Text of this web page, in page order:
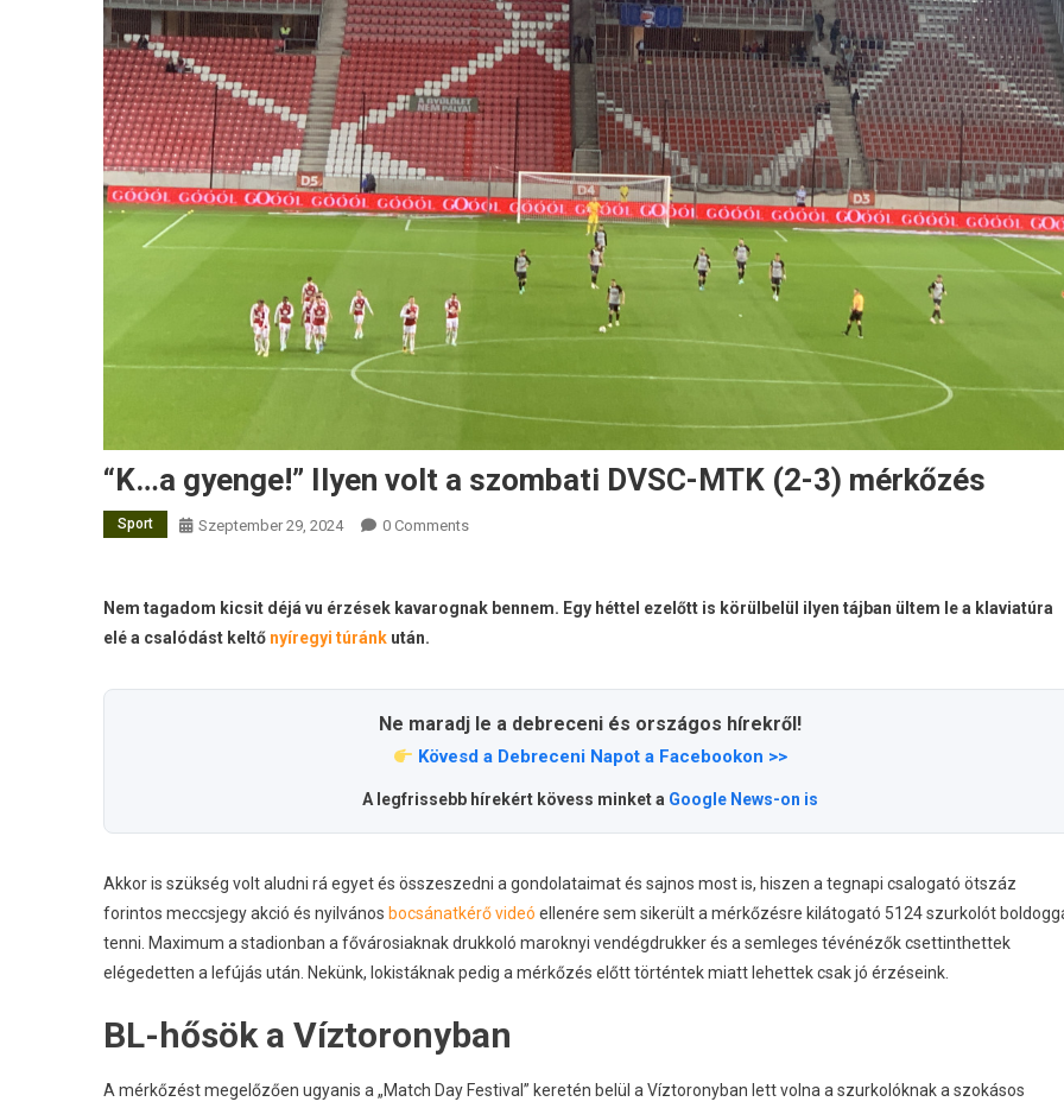
“K…a gyenge!” Ilyen volt a szombati DVSC-MTK (2-3) mérkőzés
Sport Szeptember 29, 2024 0 Comments
Nem tagadom kicsit déjá vu érzések kavarognak bennem. Egy héttel ezelőtt is körülbelül ilyen tájban ültem le a klaviatúra
elé a csalódást keltő nyíregyi túránk után.
Ne maradj le a debreceni és országos hírekről!
Kövesd a Debreceni Napot a Facebookon >>
A legfrissebb hírekért kövess minket a Google News-on is
Akkor is szükség volt aludni rá egyet és összeszedni a gondolataimat és sajnos most is, hiszen a tegnapi csalogató ötszáz
forintos meccsjegy akció és nyilvános bocsánatkérő videó ellenére sem sikerült a mérkőzésre kilátogató 5124 szurkolót
tenni. Maximum a stadionban a fővárosiaknak drukkoló maroknyi vendégdrukker és a semleges tévénézők csettinthettek
elégedetten a lefújás után. Nekünk, lokistáknak pedig a mérkőzés előtt történtek miatt lehettek csak jó érzéseink.
BL-hősök a Víztoronyban
A mérkőzést megelőzően ugyanis a „Match Day Festival” keretén belül a Víztoronyban lett volna a szurkolóknak a szokásos